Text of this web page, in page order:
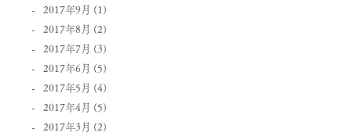
2017年9月 (1)
2017年8月 (2)
2017年7月 (3)
2017年6月 (5)
2017年5月 (4)
2017年4月 (5)
2017年3月 (2)